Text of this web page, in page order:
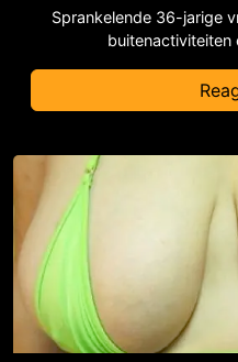
Sprankelende 36-jarige
buitenactiviteiten